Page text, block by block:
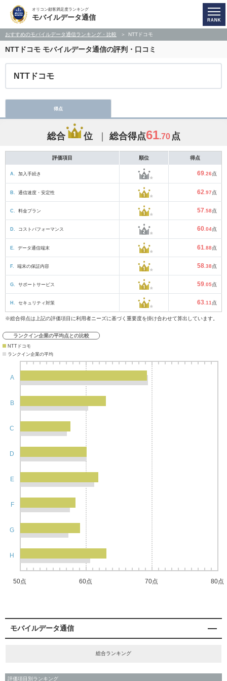
オリコン顧客満足度ランキング
モバイルデータ通信
おすすめのモバイルデータ通信ランキング・比較 NTTドコモ
NTTドコモ モバイルデータ通信の評判・口コミ
NTTドコモ
得点
総合 位 総合得点61.70 点
評価項目 順位 得点
A. 加入手続き 69 .26点
B. 通信速度・安定性 62 .97点
C. 料金プラン 57 .58点
D. コストパフォーマンス 60 .04点
E. データ通信端末 61 .88点
F. 端末の保証内容 58 .38点
G. サポートサービス 59 .05点
H. セキュリティ対策 63 .11 点
※総合得点は上記の評価項目に利用者ニーズに基づく重要度を掛け合わせて算出しています。
ランクイン企業の平均点との比較
NTTドコモ
ランクイン企業の平均
A
B
C
D
E
F
G
H
50点 60点 70点 80点
モバイルデータ通信
総合ランキング
評価項目別ランキング